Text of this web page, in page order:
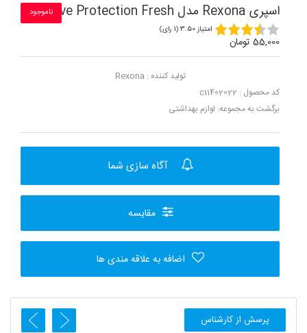
اسپری Rexona مدل Active Protection Fresh ناموجود
امتیاز 3.50 (1 رای)
55,000 تومان
تولید کننده : Rexona
کد محصول : c11402022
برگشت به مجموعه: لوازم بهداشتی
آگاه سازی شما
مقایسه
اضافه به علاقه مندی ها
پرسش از کارشناس